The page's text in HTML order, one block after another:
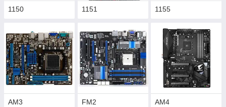
1150 1151 1155
AM3 FM2 AM4